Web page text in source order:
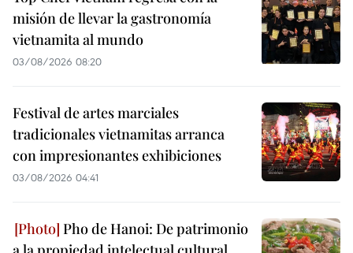
misión de llevar la gastronomía
vietnamita al mundo
03/08/2026 08:20
Festival de artes marciales
tradicionales vietnamitas arranca
con impresionantes exhibiciones
03/08/2026 04:41
Pho de Hanoi: De patrimonio